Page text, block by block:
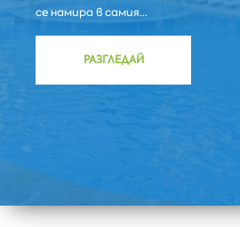
се намира в самия...
РАЗГЛЕДАЙ